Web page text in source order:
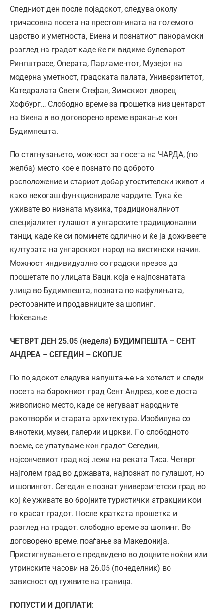
Следниот ден после појадокот, следува околу
тричасовна посета на престолнината на големото
царство и уметноста, Виена и познатиот панорамски
разглед на градот каде ќе ги видиме булеварот
Рингштрасе, Операта, Парламентот, Музејот на
модерна уметност, градската палата, Универзитетот,
Катедралата Свети Стефан, Зимскиот дворец
Хофбург… Слободно време за прошетка низ центарот
на Виена и во договорено време враќање кон
Будимпешта.
По стигнувањето, можност за посета на ЧАРДА, (по
желба) место кое е познато по доброто
расположение и стариот добар угостителски живот и
како некогаш функционирале чардите. Тука ќе
уживате во нивната музика, традиционалниот
специјалитет гулашот и унгарските традиционални
танци, каде ќе си поминете одлично и ќе ја доживеете
културата на унгарскиот народ на вистински начин.
Можност индивидуално со градски превоз да
прошетате по улицата Ваци, која е најпознатата
улица во Будимпешта, позната по кафулињата,
рестораните и продавниците за шопинг.
Ноќевање
ЧЕТВРТ ДЕН 25.05 (недела) БУДИМПЕШТА – СЕНТ
АНДРЕА – СЕГЕДИН – СКОПЈЕ
По појадокот следува напуштање на хотелот и следи
посета на барокниот град Сент Андреа, кое е доста
живописно место, каде се негуваат народните
ракотворби и старата архитектура. Изобилува со
винотеки, музеи, галерии и цркви. По слободното
време, се упатуваме кон градот Сегедин,
најсончевиот град кој лежи на реката Тиса. Четврт
најголем град во државата, најпознат по гулашот, но
и шопингот. Сегедин е познат универзитетски град во
кој ќе уживате во бројните туристички атракции кои
го красат градот. После кратката прошетка и
разглед на градот, слободно време за шопинг. Во
договорено време, поаѓање за Македонија.
Пристигнувањето е предвидено во доцните ноќни или
утринските часови на 26.05 (понеделник) во
зависност од гужвите на граница.
ПОПУСТИ И ДОПЛАТИ: